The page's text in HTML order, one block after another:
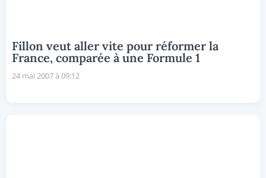
Fillon veut aller vite pour réformer la
France, comparée à une Formule 1
24 mai 2007 à 09:12